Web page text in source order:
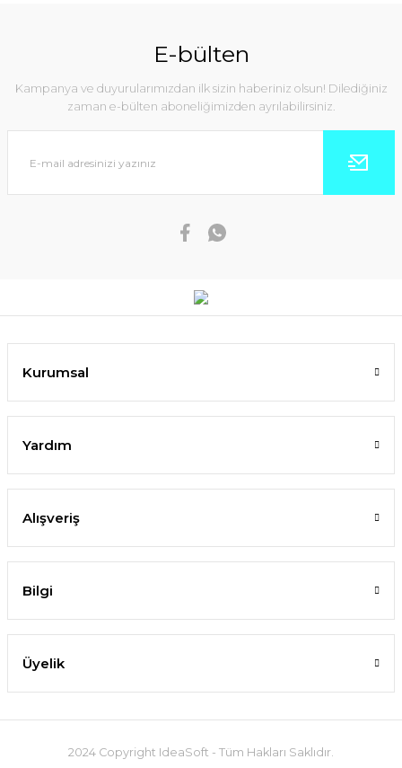
E-bülten
Kampanya ve duyurularımızdan ilk sizin haberiniz olsun! Dilediğiniz
zaman e-bülten aboneliğimizden ayrılabilirsiniz.
Kurumsal
Yardım
Alışveriş
Bilgi
Üyelik
2024 Copyright IdeaSoft - Tüm Hakları Saklıdır.